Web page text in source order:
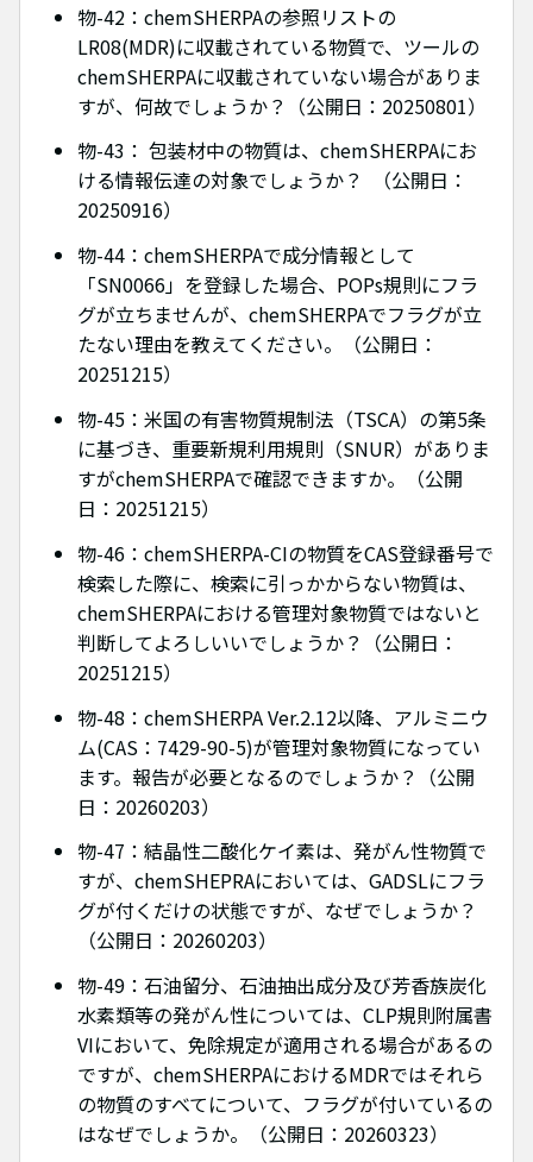
物-42：chemSHERPAの参照リストの
LR08(MDR)に収載されている物質で、ツールの
chemSHERPAに収載されていない場合がありま
すが、何故でしょうか？（公開日：20250801）
物-43： 包装材中の物質は、chemSHERPAにお
ける情報伝達の対象でしょうか？ （公開日：
20250916）
物-44：chemSHERPAで成分情報として
「SN0066」を登録した場合、POPs規則にフラ
グが立ちませんが、chemSHERPAでフラグが立
たない理由を教えてください。（公開日：
20251215）
物-45：米国の有害物質規制法（TSCA）の第5条
に基づき、重要新規利用規則（SNUR）がありま
すがchemSHERPAで確認できますか。（公開
日：20251215）
物-46：chemSHERPA-CIの物質をCAS登録番号で
検索した際に、検索に引っかからない物質は、
chemSHERPAにおける管理対象物質ではないと
判断してよろしいいでしょうか？（公開日：
20251215）
物-48：chemSHERPA Ver.2.12以降、アルミニウ
ム(CAS：7429-90-5)が管理対象物質になってい
ます。報告が必要となるのでしょうか？（公開
日：20260203）
物-47：結晶性二酸化ケイ素は、発がん性物質で
すが、chemSHEPRAにおいては、GADSLにフラ
グが付くだけの状態ですが、なぜでしょうか？
（公開日：20260203）
物-49：石油留分、石油抽出成分及び芳香族炭化
水素類等の発がん性については、CLP規則附属書
VIにおいて、免除規定が適用される場合があるの
ですが、chemSHERPAにおけるMDRではそれら
の物質のすべてについて、フラグが付いているの
はなぜでしょうか。（公開日：20260323）